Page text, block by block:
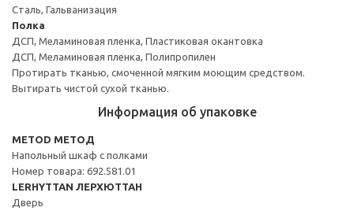
Сталь, Гальванизация
Полка
ДСП, Меламиновая пленка, Пластиковая окантовка
ДСП, Меламиновая пленка, Полипропилен
Протирать тканью, смоченной мягким моющим средством.
Вытирать чистой сухой тканью.
Информация об упаковке
METOD МЕТОД
Напольный шкаф с полками
Номер товара: 692.581.01
LERHYTTAN ЛЕРХЮТТАН
Дверь